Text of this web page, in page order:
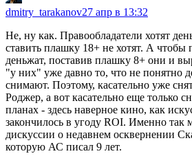
dmitry_tarakanov27 апр в 13:32
Не, ну как. Правообладатели хотят
ставить плашку 18+ не хотят. А чтобы
деньжат, поставив плашку 8+ они и
"у них" уже давно то, что не понятно
снимают. Поэтому, касательно уже
Роджер, а вот касательно еще только
планах - здесь наверное кино, как
закончилось в угоду ROI. Именно так
дискуссии о недавнем осквернении
которую АС писал 9 лет.